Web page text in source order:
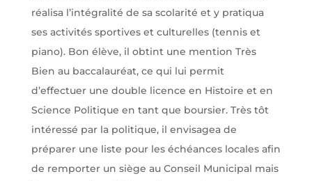
réalisa l’intégralité de sa scolarité et y pratiqua
ses activités sportives et culturelles (tennis et
piano). Bon élève, il obtint une mention Très
Bien au baccalauréat, ce qui lui permit
d’effectuer une double licence en Histoire et en
Science Politique en tant que boursier. Très tôt
intéressé par la politique, il envisagea de
préparer une liste pour les échéances locales afin
de remporter un siège au Conseil Municipal mais